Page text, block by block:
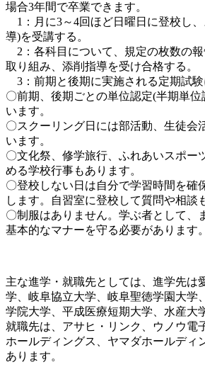
場合3年間で卒業できます。
1：月に3～4回ほど日曜日に登校し
導)を受講する。
2：各科目について、規定の枚数の
取り組み、添削指導を受け合格する。
3：前期と後期に実施される定期試験
〇前期、後期ごとの単位認定(半期単
います。
〇スクーリング日には部活動、生徒会
います。
〇文化祭、修学旅行、ふれあいスポー
める学校行事もあります。
〇登校しない日は自分で学習時間を確
します。自習室に登校して質問や相談
〇制服はありません。学ぶ者として、
基本的なマナーを守る必要があります。
主な進学・就職先としては、進学先は
学、岐阜協立大学、岐阜聖徳学園大学
学院大学、平成医療短期大学、水産大
就職先は、アサヒ・リンク、ウノウ電
ホールディングス、ヤマダホールディ
あります。